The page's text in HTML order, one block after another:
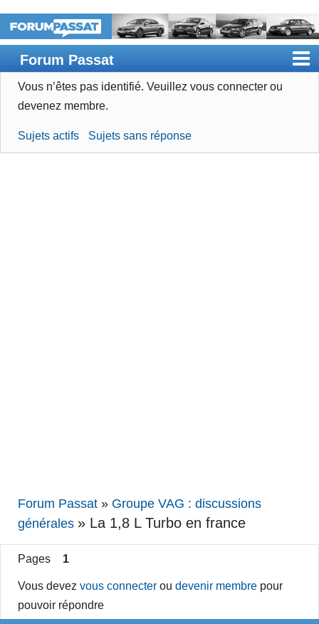
Forum Passat
Accueil
Devenir membre
Vous n’êtes pas identifié. Veuillez vous connecter ou
devenez membre.
Sujets actifs Sujets sans réponse
Forum Passat » Groupe VAG : discussions
générales » La 1,8 L Turbo en france
Pages 1
Vous devezvous connecter oudevenir membre pour
pouvoir répondre